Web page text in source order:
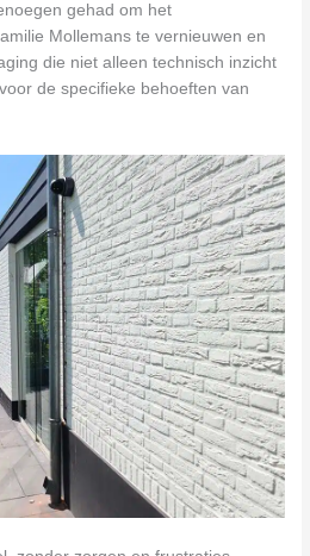
gehad om het
Mollemans te vernieuwen en
die niet alleen technisch inzicht
de specifieke behoeften van